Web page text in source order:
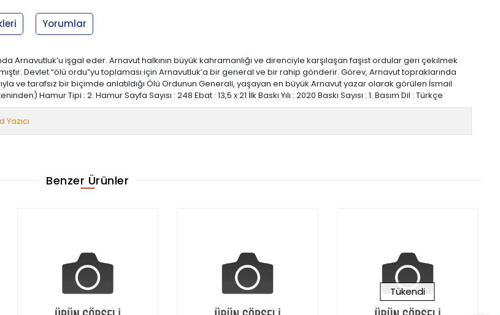
Yorumlar
Arnavutluk’u işgal eder. Arnavut halkının büyük kahramanlığı ve direnciyle karşılaşan faşist ordular geri çekilmek
Devlet “ölü ordu”yu toplaması için Arnavutluk’a bir general ve bir rahip gönderir. Görev, Arnavut topraklarında
ve tarafsız bir biçimde anlatıldığı Ölü Ordunun Generali, yaşayan en büyük Arnavut yazar olarak görülen İsmail
Hamur Tipi : 2. Hamur Sayfa Sayısı : 248 Ebat : 13,5 x 21 İlk Baskı Yılı : 2020 Baskı Sayısı : 1. Basım Dil : Türkçe
Benzer Ürünler
Tükendi